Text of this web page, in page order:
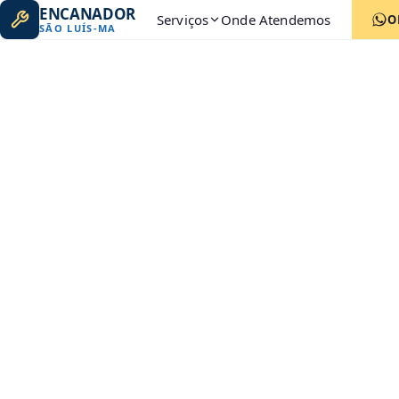
ENCANADOR
SÃO LUÍS-MA Serviços Onde Atendemos